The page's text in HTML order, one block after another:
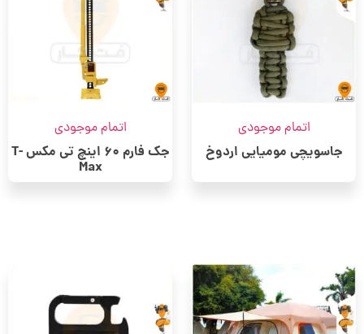
اتمام موجودی
جاسویچی مومیایی اردوخ
اتمام موجودی
جک فارم 60 اینچ تی مکس T-
Max